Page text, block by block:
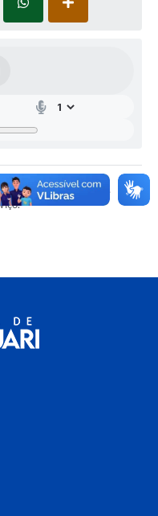
o primeiro a curtir este